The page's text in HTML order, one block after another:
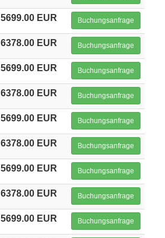
5699.00 EUR Buchungsanfrage
6378.00 EUR Buchungsanfrage
5699.00 EUR Buchungsanfrage
6378.00 EUR Buchungsanfrage
5699.00 EUR Buchungsanfrage
6378.00 EUR Buchungsanfrage
5699.00 EUR Buchungsanfrage
6378.00 EUR Buchungsanfrage
5699.00 EUR Buchungsanfrage